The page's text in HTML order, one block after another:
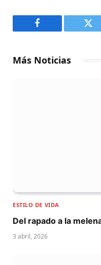
Facebook
Más Noticias
ESTILO DE VIDA
Del rapado a la
3 abril, 2026